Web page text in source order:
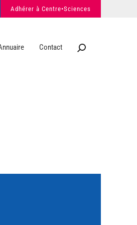
Contact
Adhérer à Centre•Sciences